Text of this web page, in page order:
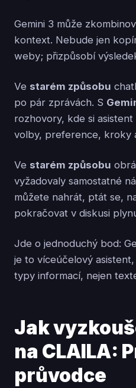
Gemini 3 může
kontext. Nebude jen
weby; přizpůsobí
Ve starém způsobu
po pár zprávách. S
rozhovory, kde si
volby, preference, kroky
Ve starém způsobu
vyžadovaly samostatné
můžete nahrát, ptát se,
pokračovat v diskusi
Jde o jednoduchý bod:
je to víceúčelový
typy informací, nejen
Jak
na CLAILA:
průvodce